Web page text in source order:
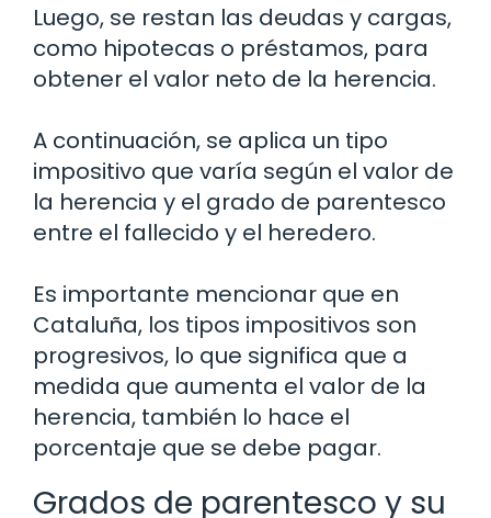
Luego, se restan las deudas y cargas,
como hipotecas o préstamos, para
obtener el valor neto de la herencia.
A continuación, se aplica un tipo
impositivo que varía según el valor de
la herencia y el grado de parentesco
entre el fallecido y el heredero.
Es importante mencionar que en
Cataluña, los tipos impositivos son
progresivos, lo que significa que a
medida que aumenta el valor de la
herencia, también lo hace el
porcentaje que se debe pagar.
Grados de parentesco y su